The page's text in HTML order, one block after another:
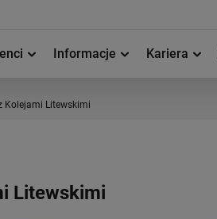
Informacje Kariera
Kolejami Litewskimi
Litewskimi